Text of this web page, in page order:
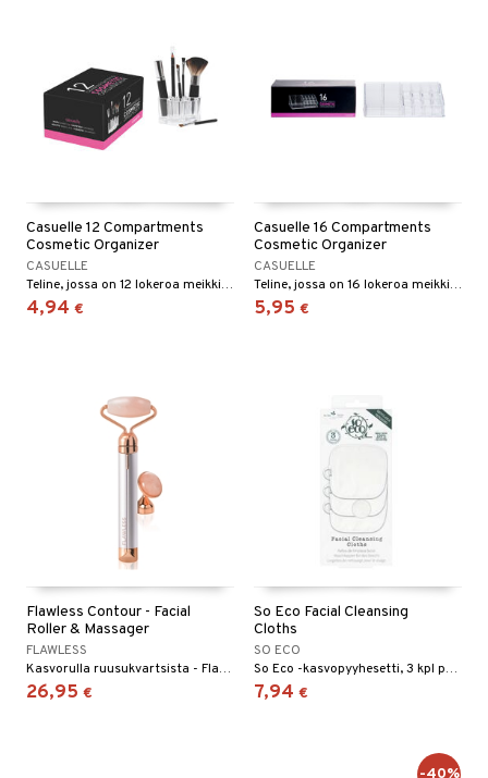
Casuelle 12 Compartments
Cosmetic Organizer
CASUELLE
Teline, jossa on 12 lokeroa meikkisiveltimille, kynille, koruille ym.
4,94 €
Casuelle 16 Compartments
Cosmetic Organizer
CASUELLE
Teline, jossa on 16 lokeroa meikkisiveltimille, kynille, koruille ym.
5,95 €
Flawless Contour - Facial
Roller & Massager
FLAWLESS
Kasvorulla ruusukvartsista - Flawless
26,95 €
So Eco Facial Cleansing
Cloths
SO ECO
So Eco -kasvopyyhesetti, 3 kpl pehmeitä pyyhkeitä
7,94 €
-40%